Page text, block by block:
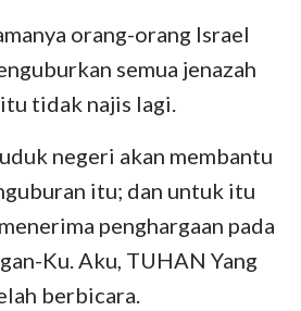
orang-orang Israel
semua jenazah
tidak najis lagi.
negeri akan membantu
itu; dan untuk itu
penghargaan pada
Ku. Aku, TUHAN Yang
berbicara.